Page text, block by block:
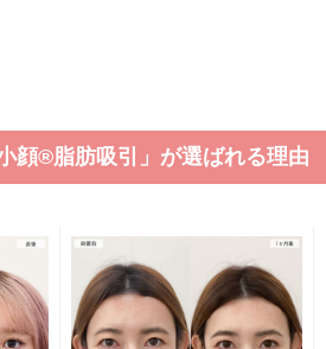
顔®脂肪吸引」が選ばれる理由